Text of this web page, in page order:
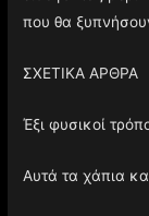
που θα
ΣΧΕΤΙΚΑ ΑΡΘΡΑ
Έξι φυσικοί
Αυτά τα χάπια